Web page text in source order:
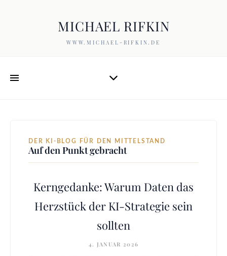
MICHAEL RIFKIN
WWW.MICHAEL-RIFKIN.DE
DER KI-BLOG FÜR DEN MITTELSTAND
Auf den Punkt gebracht
Kerngedanke: Warum Daten das
Herzstück der KI-Strategie sein
sollten
4. JANUAR 2026